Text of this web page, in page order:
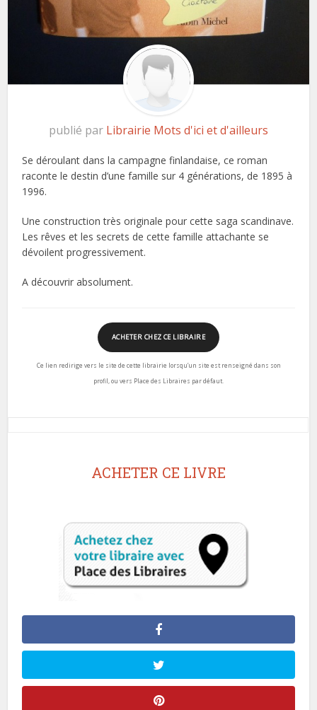
publié par Librairie Mots d'ici et d'ailleurs
Se déroulant dans la campagne finlandaise, ce roman
raconte le destin d’une famille sur 4 générations, de 1895 à
1996.
Une construction très originale pour cette saga scandinave.
Les rêves et les secrets de cette famille attachante se
dévoilent progressivement.
A découvrir absolument.
ACHETER CHEZ CE LIBRAIRE
Ce lien redirige vers le site de cette librairie lorsqu’un site est renseigné dans son
profil, ou vers Place des Libraires par défaut.
ACHETER CE LIVRE